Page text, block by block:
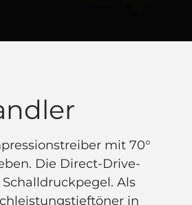
mit 70°
Die Direct-Drive-
Als
in